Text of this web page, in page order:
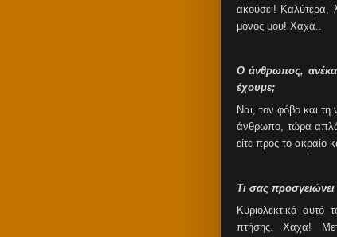
ακούσει! Καλύτερα,
μόνος μου! Χαχα..
Ο άνθρωπος,
έχουμε;
Ναι, τον φόβο και
άνθρωπο, τώρα απλά
είτε προς το ακραίο
Τι σας
Κυριολεκτικά αυτό
πτήσης. Χαχα!